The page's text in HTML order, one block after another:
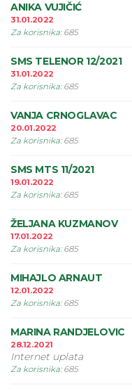
ANIKA VUJIČIĆ
31.01.2022
Za korisnika: 685
SMS TELENOR 12/2021
31.01.2022
Za korisnika: 685
VANJA CRNOGLAVAC
20.01.2022
Za korisnika: 685
SMS MTS 11/2021
19.01.2022
Za korisnika: 685
ŽELJANA KUZMANOV
17.01.2022
Za korisnika: 685
MIHAJLO ARNAUT
12.01.2022
Za korisnika: 685
MARINA RANDJELOVIC
28.12.2021
Internet uplata
Za korisnika: 685